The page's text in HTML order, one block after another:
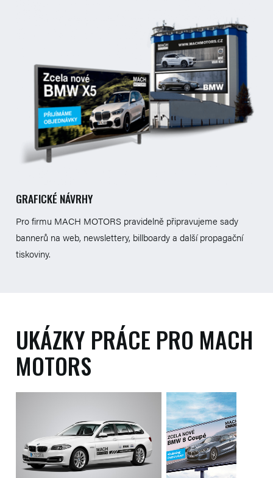
GRAFICKÉ NÁVRHY
Pro firmu MACH MOTORS pravidelně připravujeme sady
bannerů na web, newslettery, billboardy a další propagační
tiskoviny.
UKÁZKY PRÁCE PRO MACH
MOTORS